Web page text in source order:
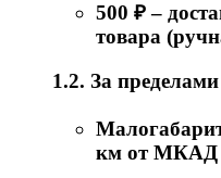
500 ₽ –
товара
1.2. За
км от МКАД